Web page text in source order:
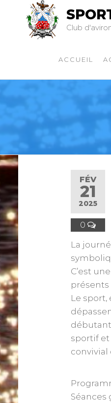
Club
ACCUEIL
FÉV
21
2025
0
La
C’est
présents
Le
sportif et
convivial
Séances